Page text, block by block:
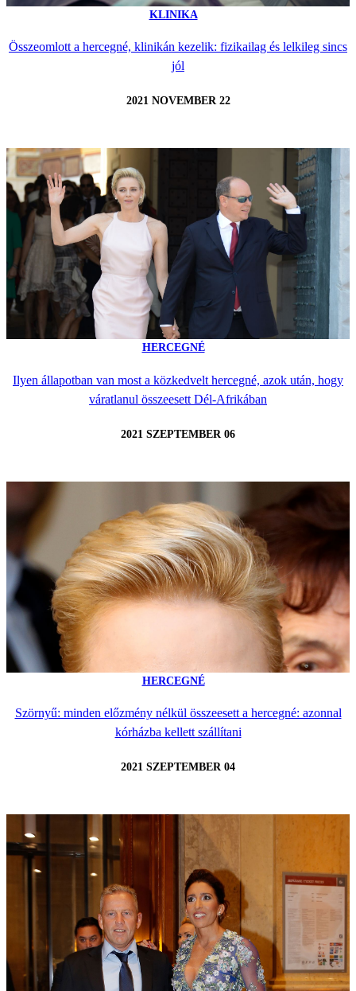
KLINIKA
Összeomlott a hercegné, klinikán kezelik: fizikailag és lelkileg sincs
jól
2021 NOVEMBER 22
HERCEGNÉ
Ilyen állapotban van most a közkedvelt hercegné, azok után, hogy
váratlanul összeesett Dél-Afrikában
2021 SZEPTEMBER 06
HERCEGNÉ
Szörnyű: minden előzmény nélkül összeesett a hercegné: azonnal
kórházba kellett szállítani
2021 SZEPTEMBER 04